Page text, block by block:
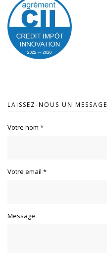
LAISSEZ-NOUS UN MESSAGE
Votre nom *
Votre email *
Message